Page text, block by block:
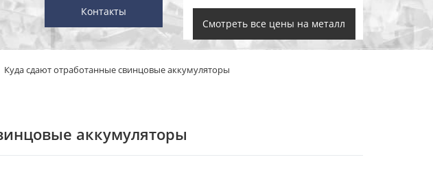
Смотреть все цены на металл
Контакты
Куда сдают отработанные свинцовые аккумуляторы
аккумуляторы